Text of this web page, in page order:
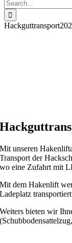
Search
for:
Hackguttransport
Mit unseren
Transport der
wo eine Zufahrt mit
Mit dem Hakenlift
Ladeplatz
Weiters bieten wir